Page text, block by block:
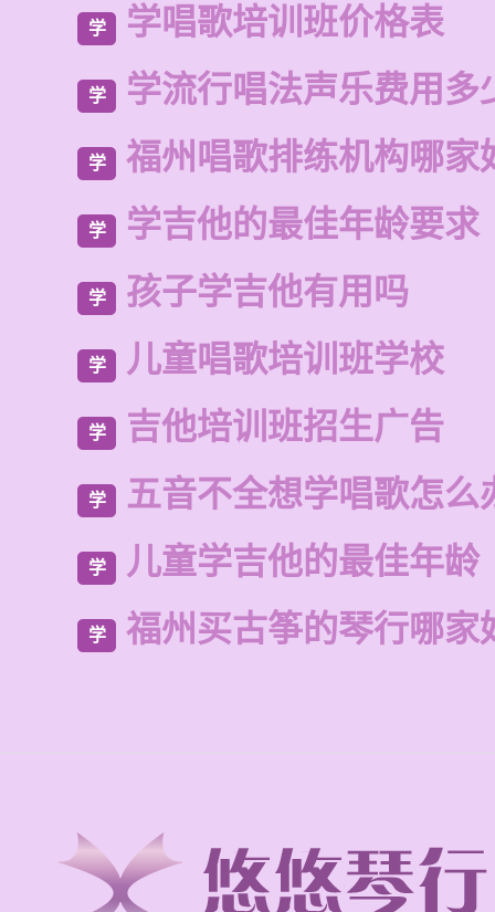
学 学唱歌培训班价格表
学 学流行唱法声乐费用多
学 福州唱歌排练机构哪家
学 学吉他的最佳年龄要求
学 孩子学吉他有用吗
学 儿童唱歌培训班学校
学 吉他培训班招生广告
学 五音不全想学唱歌怎么
学 儿童学吉他的最佳年龄
学 福州买古筝的琴行哪家